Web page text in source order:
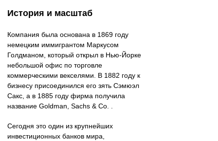
История и масштаб
Компания была основана в 1869 году
немецким иммигрантом Маркусом
Голдманом, который открыл в Нью-Йорке
небольшой офис по торговле
коммерческими векселями. В 1882 году к
бизнесу присоединился его зять Сэмюэл
Сакс, а в 1885 году фирма получила
название Goldman, Sachs & Co. .
Сегодня это один из крупнейших
инвестиционных банков мира,